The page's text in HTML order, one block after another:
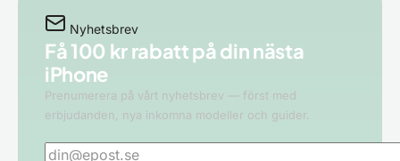
Nyhetsbrev
Få 100 kr rabatt på dinnästa
iPhone
Prenumerera på vårt nyhetsbrev — först med
erbjudanden, nya inkomna modeller och guider.